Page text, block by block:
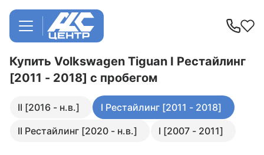
Купить Volkswagen Tiguan I Рестайлинг
[2011 - 2018] с пробегом
II [2016 - н.в.]
I Рестайлинг [2011 - 2018]
II Рестайлинг [2020 - н.в.]
I [2007 - 2011]